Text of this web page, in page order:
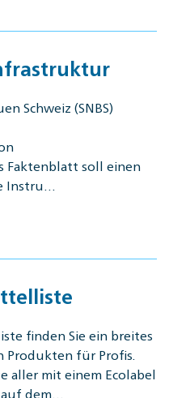
Schweiz (SNBS)
Faktenblatt soll einen
Instru…
finden Sie ein breites
für Profis.
aller mit einem Ecolabel
dem…